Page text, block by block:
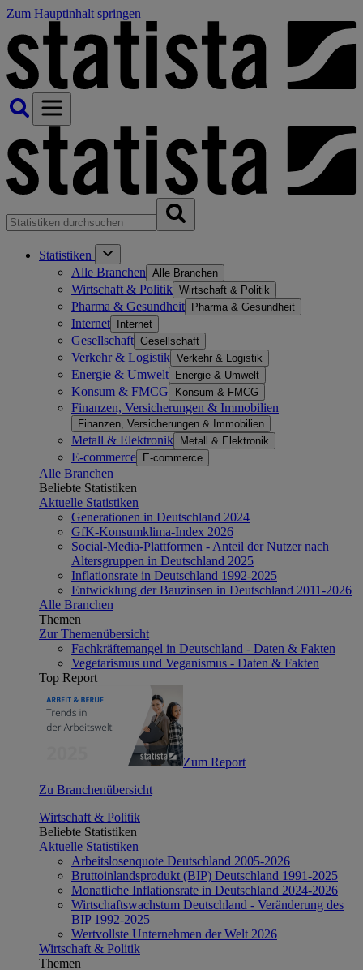
Zum Hauptinhalt springen
Statistiken
Alle Branchen Alle Branchen
Wirtschaft & Politik Wirtschaft & Politik
Pharma & Gesundheit Pharma & Gesundheit
Internet Internet
Gesellschaft Gesellschaft
Verkehr & Logistik Verkehr & Logistik
Energie & Umwelt Energie & Umwelt
Konsum & FMCG Konsum & FMCG
Finanzen, Versicherungen & Immobilien
Finanzen, Versicherungen & Immobilien
Metall & Elektronik Metall & Elektronik
E-commerce E-commerce
Alle Branchen
Beliebte Statistiken
Aktuelle Statistiken
Generationen in Deutschland 2024
GfK-Konsumklima-Index 2026
Social-Media-Plattformen - Anteil der Nutzer nach
Altersgruppen in Deutschland 2025
Inflationsrate in Deutschland 1992-2025
Entwicklung der Bauzinsen in Deutschland 2011-2026
Alle Branchen
Themen
Zur Themenübersicht
Fachkräftemangel in Deutschland - Daten & Fakten
Vegetarismus und Veganismus - Daten & Fakten
Top Report
Zum Report
Zu Branchenübersicht
Wirtschaft & Politik
Beliebte Statistiken
Aktuelle Statistiken
Arbeitslosenquote Deutschland 2005-2026
Bruttoinlandsprodukt (BIP) Deutschland 1991-2025
Monatliche Inflationsrate in Deutschland 2024-2026
Wirtschaftswachstum Deutschland - Veränderung des
BIP 1992-2025
Wertvollste Unternehmen der Welt 2026
Wirtschaft & Politik
Themen